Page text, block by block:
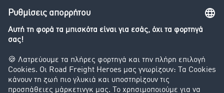
Διερεύνηση της ανταλλαγής φορτίων
Εταιρεία
Οι πελάτες προσελκύουν πελάτες